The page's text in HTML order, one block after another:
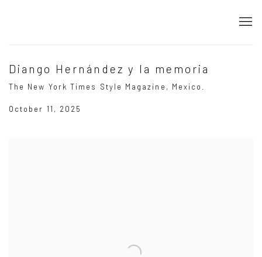
Diango Hernández y la memoria
The New York Times Style Magazine, Mexico.
October 11, 2025